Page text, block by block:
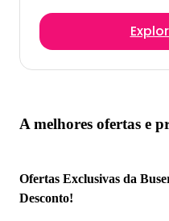
A melhores ofertas e
Ofertas Exclusivas da
Desconto!